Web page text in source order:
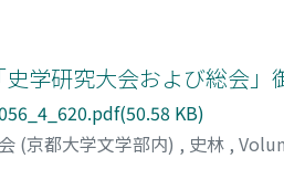
史学研究大会および総会」
KB)
(京都大学文学部内) , 史林 ,